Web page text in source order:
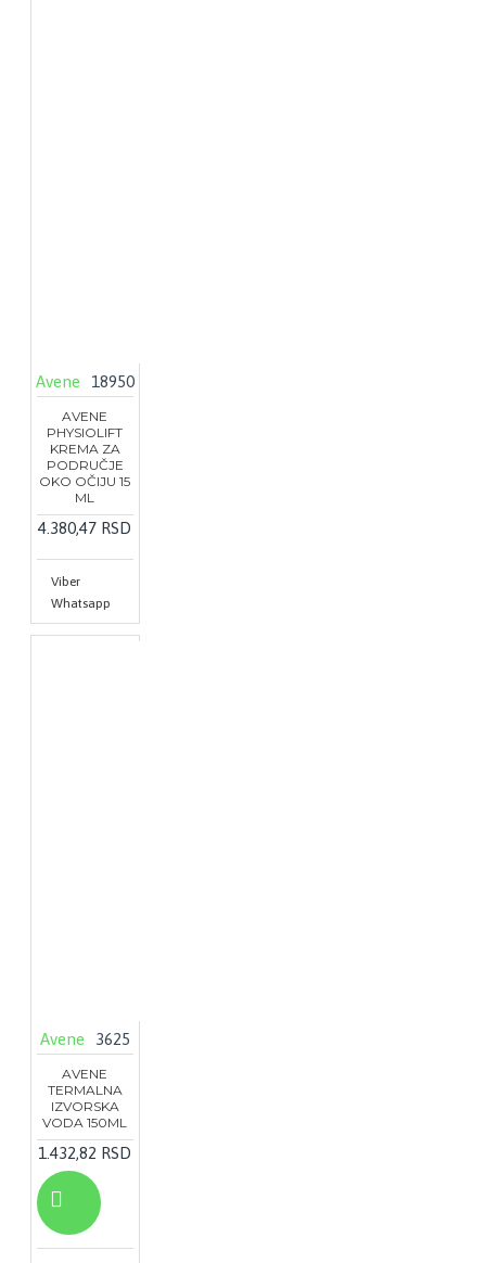
Avene 18950
AVENE
PHYSIOLIFT
KREMA ZA
PODRUČJE
OKO OČIJU 15
ML
4.380,47 RSD
Viber
Whatsapp
Avene 3625
AVENE
TERMALNA
IZVORSKA
VODA 150ML
1.432,82 RSD